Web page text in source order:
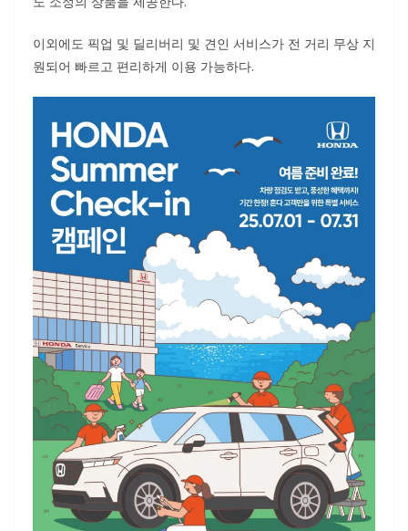
이외에도 픽업 및 딜리버리 및 견인 서비스가 전 거리 무상 지
원되어 빠르고 편리하게 이용 가능하다.